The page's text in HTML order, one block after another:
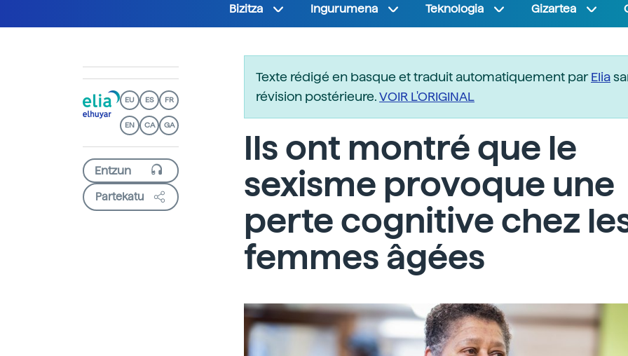
Bizitza Ingurumena Teknologia Gizartea
EU ES FR
EN CA GA
Partekatu
Texte rédigé en basque et traduit automatiquement parElia
révision postérieure.VOIR L'ORIGINAL
Ils ont montré que le
sexisme provoque une
perte cognitive chez
femmes âgées